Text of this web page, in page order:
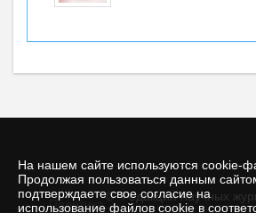
На нашем сайте используются cookie-
Продолжая пользоваться данным
подтверждаете свое согласие на
использование файлов cookie в
© "Редакция научных
Политика